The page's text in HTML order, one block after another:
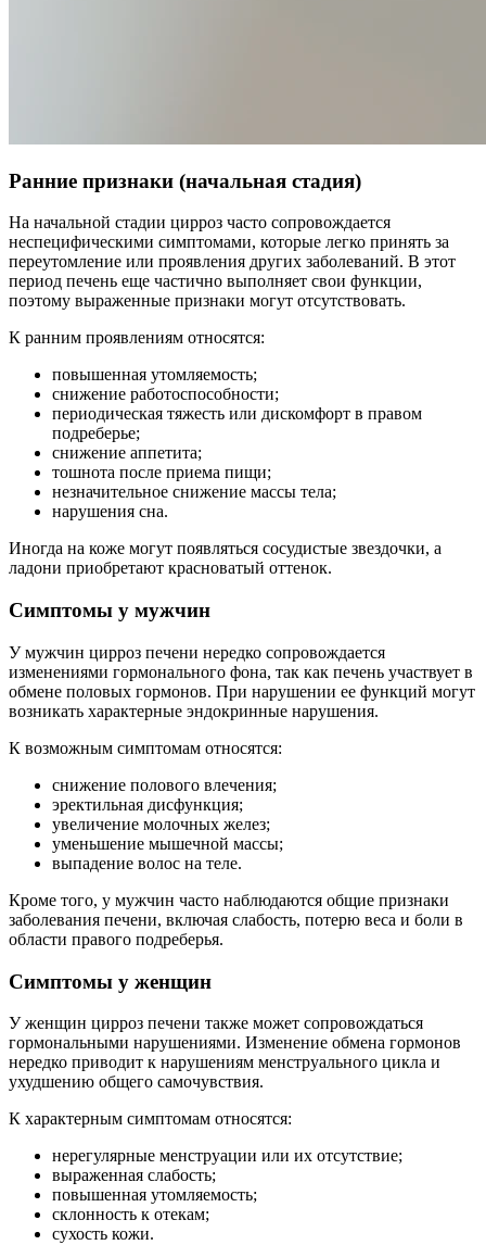
Ранние признаки (начальная стадия)
На начальной стадии цирроз часто сопровождается
неспецифическими симптомами, которые легко принять за
переутомление или проявления других заболеваний. В этот
период печень еще частично выполняет свои функции,
поэтому выраженные признаки могут отсутствовать.
К ранним проявлениям относятся:
повышенная утомляемость;
снижение работоспособности;
периодическая тяжесть или дискомфорт в правом
подреберье;
снижение аппетита;
тошнота после приема пищи;
незначительное снижение массы тела;
нарушения сна.
Иногда на коже могут появляться сосудистые звездочки, а
ладони приобретают красноватый оттенок.
Симптомы у мужчин
У мужчин цирроз печени нередко сопровождается
изменениями гормонального фона, так как печень участвует в
обмене половых гормонов. При нарушении ее функций могут
возникать характерные эндокринные нарушения.
К возможным симптомам относятся:
снижение полового влечения;
эректильная дисфункция;
увеличение молочных желез;
уменьшение мышечной массы;
выпадение волос на теле.
Кроме того, у мужчин часто наблюдаются общие признаки
заболевания печени, включая слабость, потерю веса и боли в
области правого подреберья.
Симптомы у женщин
У женщин цирроз печени также может сопровождаться
гормональными нарушениями. Изменение обмена гормонов
нередко приводит к нарушениям менструального цикла и
ухудшению общего самочувствия.
К характерным симптомам относятся:
нерегулярные менструации или их отсутствие;
выраженная слабость;
повышенная утомляемость;
склонность к отекам;
сухость кожи.